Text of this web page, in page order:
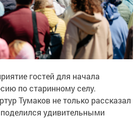
гостей для начала
по старинному селу.
Тумаков не только рассказал
удивительными